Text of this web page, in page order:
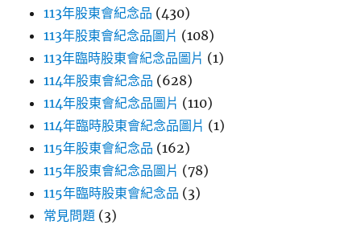
113年股東會紀念品 (430)
113年股東會紀念品圖片 (108)
113年臨時股東會紀念品圖片 (1)
114年股東會紀念品 (628)
114年股東會紀念品圖片 (110)
114年臨時股東會紀念品圖片 (1)
115年股東會紀念品 (162)
115年股東會紀念品圖片 (78)
115年臨時股東會紀念品 (3)
常見問題 (3)